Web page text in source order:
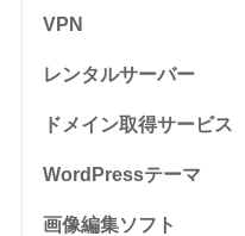
VPN
レンタルサーバー
ドメイン取得サービス
WordPressテーマ
画像編集ソフト